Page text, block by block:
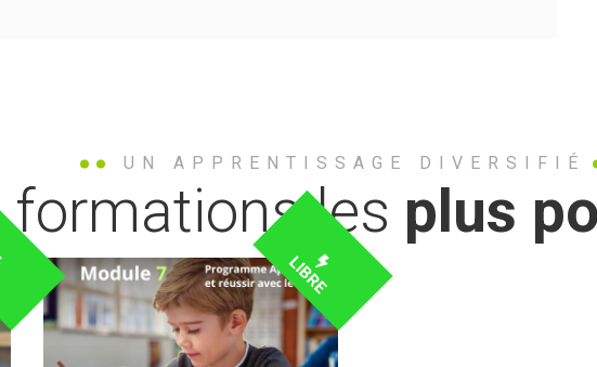
UN APPRENTISSAGE DIVERSIFIÉ
formations les plus
LIBRE